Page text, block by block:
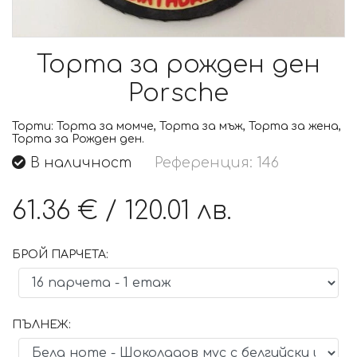
Торта за рожден ден
Porsche
Торти: Торта за момче, Торта за мъж, Торта за жена,
Торта за Рожден ден.
В наличност Референция: 146
61.36 € / 120.01 лв.
БРОЙ ПАРЧЕТА:
ПЪЛНЕЖ: